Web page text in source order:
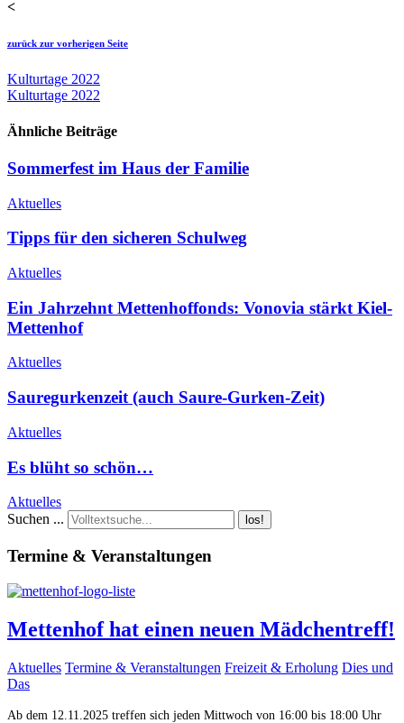
<
zurück zur vorherigen Seite
Kulturtage 2022
Kulturtage 2022
Ähnliche Beiträge
Sommerfest im Haus der Familie
Aktuelles
Tipps für den sicheren Schulweg
Aktuelles
Ein Jahrzehnt Mettenhoffonds: Vonovia stärkt Kiel-
Mettenhof
Aktuelles
Sauregurkenzeit (auch Saure-Gurken-Zeit)
Aktuelles
Es blüht so schön…
Aktuelles
Suchen ...
los!
Termine & Veranstaltungen
Mettenhof hat einen neuen Mädchentreff!
Aktuelles Termine & Veranstaltungen Freizeit & Erholung Dies und
Das
Ab dem 12.11.2025 treffen sich jeden Mittwoch von 16:00 bis 18:00 Uhr